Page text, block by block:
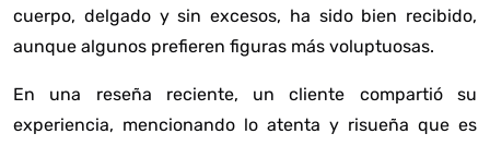
cuerpo, delgado y sin excesos, ha sido bien recibido,
aunque algunos prefieren figuras más voluptuosas.
En una reseña reciente, un cliente compartió su
experiencia, mencionando lo atenta y risueña que es